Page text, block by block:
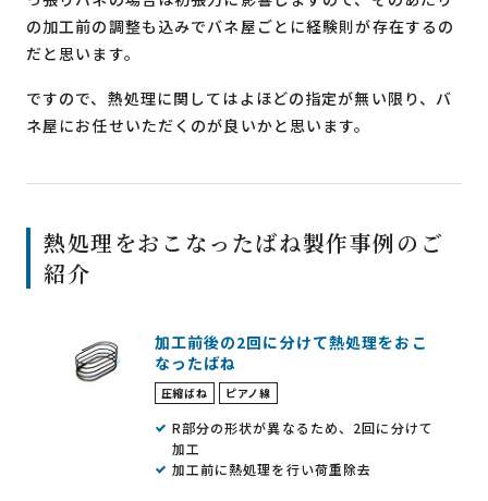
の加工前の調整も込みでバネ屋ごとに経験則が存在するの
だと思います。
ですので、熱処理に関してはよほどの指定が無い限り、バ
ネ屋にお任せいただくのが良いかと思います。
熱処理をおこなったばね製作事例のご
紹介
加工前後の2回に分けて熱処理をおこ
なったばね
圧縮ばね ピアノ線
R部分の形状が異なるため、2回に分けて
加工
加工前に熱処理を行い荷重除去